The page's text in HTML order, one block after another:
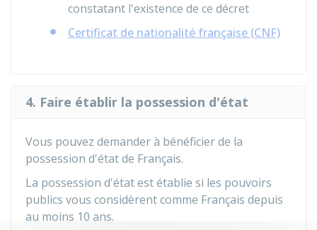
constatant l'existence de ce décret
Certificat de nationalité française (CNF)
4. Faire établir la possession d'état
Vous pouvez demander à bénéficier de la
possession d'état de Français.
La possession d'état est établie si les pouvoirs
publics vous considèrent comme Français depuis
au moins 10 ans.